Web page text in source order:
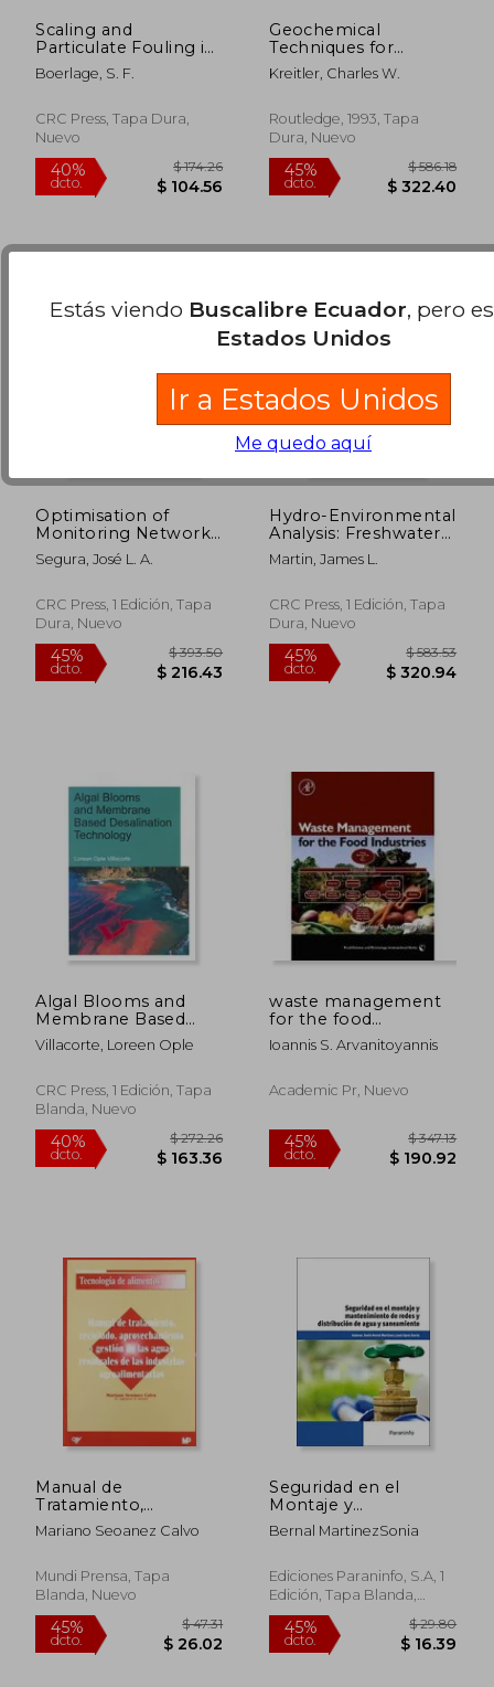
dcto. $ 338.34 dcto.
40%
dcto. $ 140.00
45%
dcto. $
Scaling and
Particulate Fouling in
Membrane Filtration
Systems (en Inglés)
Boerlage, S. F.
CRC Press, Tapa Dura,
Nuevo
Geochemical
Techniques for
Identifying Sources of
Ground-Water
Inglés)
Kreitler, Charles W.
Routledge, 1993, Tapa
Dura, Nuevo
Optimisation of
Monitoring Networks
for Water Systems:
Unesco-Ihe PhD
Segura, José L. A.
CRC Press, 1 Edición, Tapa
Dura, Nuevo
Hydro-Environmental
Analysis: Freshwater
Environments. James
L. Martin (en Inglés)
Martin, James L.
CRC Press, 1 Edición, Tapa
Dura, Nuevo
Algal Blooms and
Membrane Based
Desalination
Technology (en
Villacorte, Loreen Ople
CRC Press, 1 Edición, Tapa
Blanda, Nuevo
waste management
for the food
industries
Ioannis S. Arvanitoyannis
Academic Pr, Nuevo
Manual de
Tratamiento,
Reciclado,
Aprovechamiento y
Residuales de las
Industrias
Mariano Seoanez Calvo
Mundi Prensa, Tapa
Blanda, Nuevo
Seguridad en el
Montaje y
Mantenimiento de
Redes y Distribución
Saneamiento
Bernal MartinezSonia
Ediciones Paraninfo, S.A, 1
Edición, Tapa Blanda,
Nuevo
Estás viendo Buscalibre Ecuador, pero
Estados Unidos
Ir a Estados Unidos
Me quedo aquí